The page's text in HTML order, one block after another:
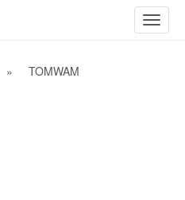
ein-/
TOMWAM